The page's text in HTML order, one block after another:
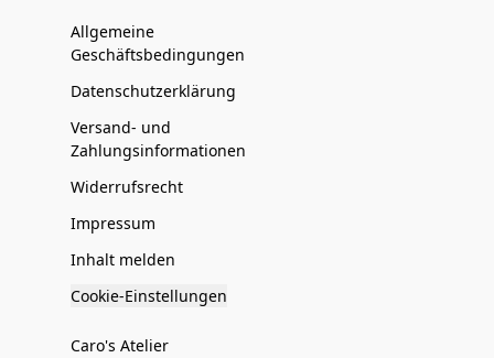
Allgemeine
Geschäftsbedingungen
Datenschutzerklärung
Versand- und
Zahlungsinformationen
Widerrufsrecht
Impressum
Inhalt melden
Cookie-Einstellungen
Caro's Atelier